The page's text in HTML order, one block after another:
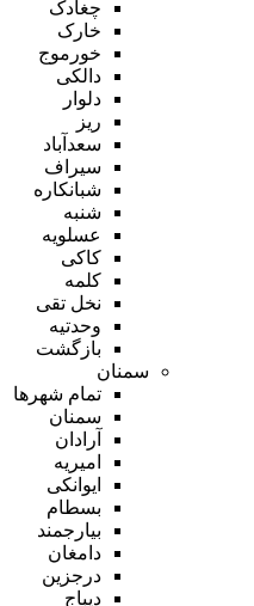
چغادک
خارک
خورموج
دالکی
دلوار
ریز
سعدآباد
سیراف
شبانکاره
شنبه
عسلویه
کاکی
کلمه
نخل تقی
وحدتیه
بازگشت
سمنان
تمام شهر‌ها
سمنان
آرادان
امیریه
ایوانکی
بسطام
بیارجمند
دامغان
درجزین
دیباج